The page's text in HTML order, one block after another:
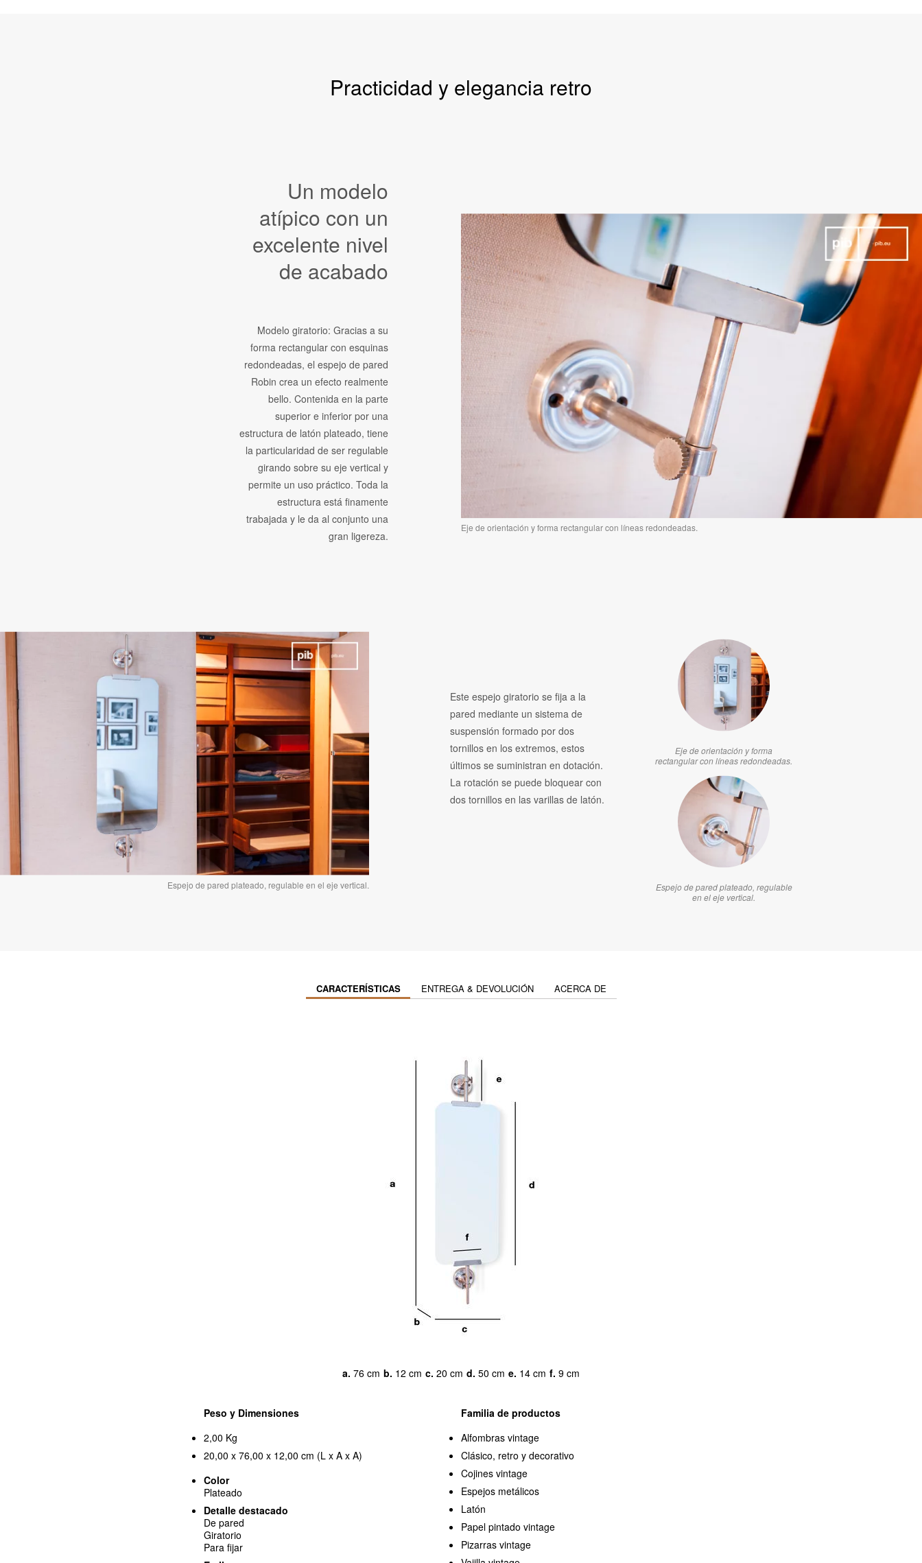
Practicidad y elegancia retro
Eje de orientación y forma rectangular con líneas redondeadas.
Un modelo
atípico con un
excelente nivel
de acabado
Modelo giratorio: Gracias a su
forma rectangular con esquinas
redondeadas, el espejo de pared
Robin crea un efecto realmente
bello. Contenida en la parte
superior e inferior por una
estructura de latón plateado, tiene
la particularidad de ser regulable
girando sobre su eje vertical y
permite un uso práctico. Toda la
estructura está finamente
trabajada y le da al conjunto una
gran ligereza.
Espejo de pared plateado, regulable en el eje vertical.
Este espejo giratorio se fija a la
pared mediante un sistema de
suspensión formado por dos
tornillos en los extremos, estos
últimos se suministran en dotación.
La rotación se puede bloquear con
dos tornillos en las varillas de latón.
Eje de orientación y forma
rectangular con líneas redondeadas.
Espejo de pared plateado, regulable
en el eje vertical.
CARACTERÍSTICAS ENTREGA & DEVOLUCIÓN ACERCA DE
a. 76 cm b. 12 cm c. 20 cm d. 50 cm e. 14 cm f. 9 cm
Peso y Dimensiones
2,00 Kg
20,00 x 76,00 x 12,00 cm (L x A x A)
Color
Plateado
Detalle destacado
De pared
Giratorio
Para fijar
Familia de productos
Alfombras vintage
Clásico, retro y decorativo
Cojines vintage
Espejos metálicos
Latón
Papel pintado vintage
Pizarras vintage